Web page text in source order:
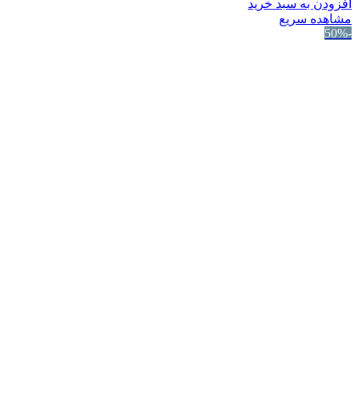
افزودن به سبد خرید
مشاهده سریع
-50%